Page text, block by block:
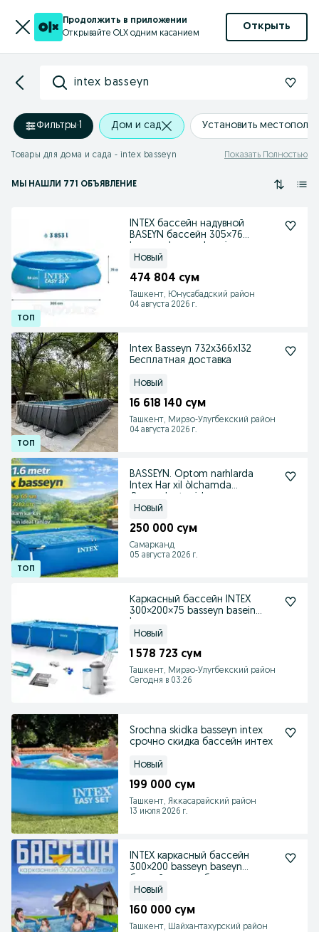
Продолжить в приложении
Открывайте OLX одним касанием
Открыть
intex basseyn
Фильтры·1 Дом и сад Установить
Товары для дома и сада - intex basseyn Показать Полностью
МЫ НАШЛИ 771 ОБЪЯВЛЕНИЕ
INTEX бассейн надувной
BASEYN бассейн 305×76
Новый
474 804 сум
Ташкент, Юнусабадский район
04 августа 2026 г.
Intex Basseyn 732x366x132
Бесплатная доставка
Новый
16 618 140 сум
Ташкент, Мирзо-Улугбекский район
04 августа 2026 г.
BASSEYN. Optom narhlarda
Intex Har xil òlchamda
Новый
250 000 сум
Самарканд
05 августа 2026 г.
Каркасный бассейн INTEX
300×200×75 basseyn basein
Новый
1 578 723 сум
Ташкент, Мирзо-Улугбекский район
Сегодня в 03:26
Srochna skidka basseyn intex
срочно скидка бассейн интех
Новый
199 000 сум
Ташкент, Яккасарайский район
13 июля 2026 г.
INTEX каркасный бассейн
300×200 basseyn baseyn
Новый
160 000 сум
Ташкент, Шайхантахурский район